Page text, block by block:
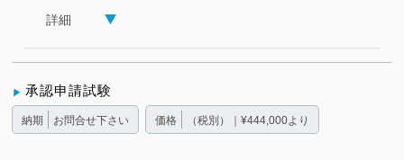
詳細
承認申請試験
納期 お問合せ下さい 価格 （税別）｜¥444,000より